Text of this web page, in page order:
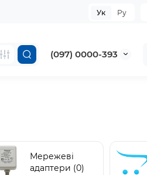
Ук Ру
(097) 0000-393
Мережеві
адаптери (0)